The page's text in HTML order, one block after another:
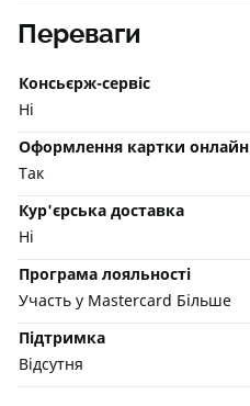
Переваги
Консьєрж-сервіс
Ні
Оформлення картки онлайн
Так
Кур'єрська доставка
Ні
Програма лояльності
Участь у Mastercard Більше
Підтримка
Відсутня